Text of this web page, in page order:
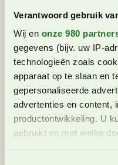
Verantwoord gebruik
Wij en onze 980
gegevens (bijv. uw IP-
technologieën zoals
apparaat op te slaan en
gepersonaliseerde
advertenties en content,
productontwikkeling. U
gebruikt en met welke
Courchevel zoals wij nu
150 kilometer aan
groen is.